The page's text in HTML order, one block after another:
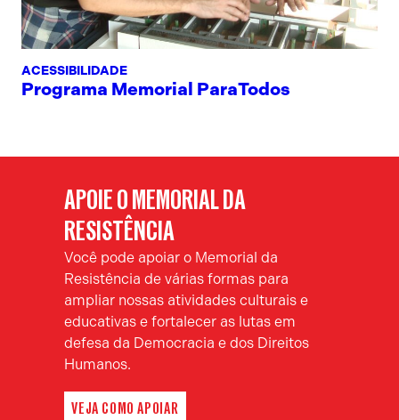
ACESSIBILIDADE
Programa Memorial ParaTodos
APOIE O MEMORIAL DA
RESISTÊNCIA
Você pode apoiar o Memorial da
Resistência de várias formas para
ampliar nossas atividades culturais e
educativas e fortalecer as lutas em
defesa da Democracia e dos Direitos
Humanos.
VEJA COMO APOIAR